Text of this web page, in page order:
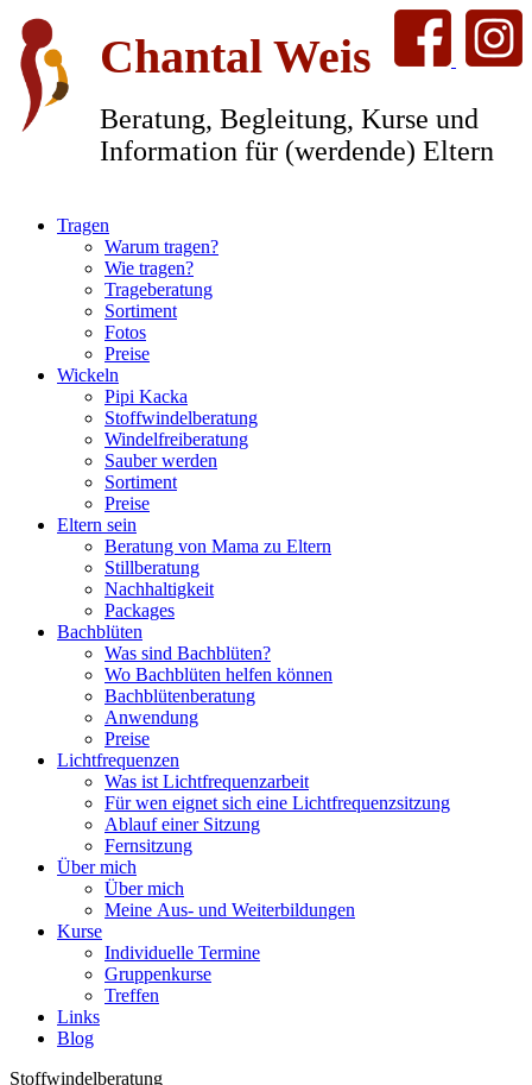
Chantal Weis
Beratung, Begleitung, Kurse und
Information für (werdende) Eltern
Tragen
Warum tragen?
Wie tragen?
Trageberatung
Sortiment
Fotos
Preise
Wickeln
Pipi Kacka
Stoffwindelberatung
Windelfreiberatung
Sauber werden
Sortiment
Preise
Eltern sein
Beratung von Mama zu Eltern
Stillberatung
Nachhaltigkeit
Packages
Bachblüten
Was sind Bachblüten?
Wo Bachblüten helfen können
Bachblütenberatung
Anwendung
Preise
Lichtfrequenzen
Was ist Lichtfrequenzarbeit
Für wen eignet sich eine Lichtfrequenzsitzung
Ablauf einer Sitzung
Fernsitzung
Über mich
Über mich
Meine Aus- und Weiterbildungen
Kurse
Individuelle Termine
Gruppenkurse
Treffen
Links
Blog
Stoffwindelberatung